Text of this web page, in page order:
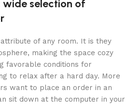
wide selection of
of any room. It is they
making the space cozy
favorable conditions for
to relax after a hard day. More
want to place an order in an
sit down at the computer in your